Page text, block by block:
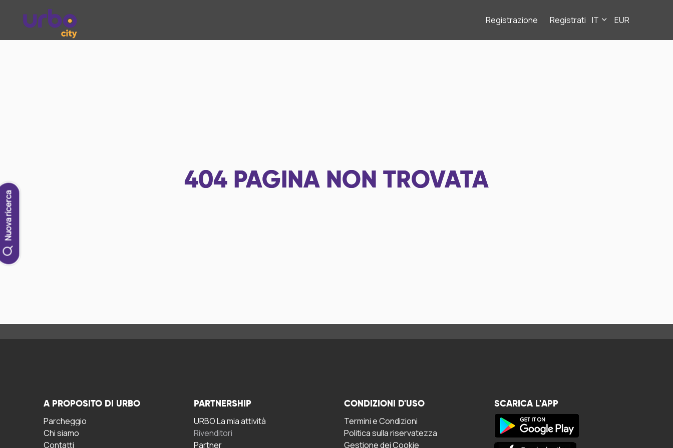
Registrazione Registrati IT EUR
Nuova ricerca
404 PAGINA NON TROVATA
A PROPOSITO DI URBO
Parcheggio
Chi siamo
Contatti
PARTNERSHIP
URBO La mia attività
Rivenditori
Partner
CONDIZIONI D'USO
Termini e Condizioni
Politica sulla riservatezza
Gestione dei Cookie
SCARICA L'APP